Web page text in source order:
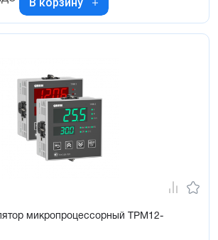
микропроцессорный ТРМ12-